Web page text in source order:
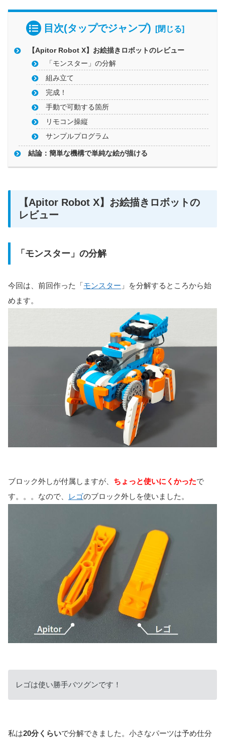
目次(タップでジャンプ)
【Apitor Robot X】お絵描きロボットのレビュー
「モンスター」の分解
組み立て
完成！
手動で可動する箇所
リモコン操縦
サンプルプログラム
結論：簡単な機構で単純な絵が描ける
【Apitor Robot X】お絵描きロボットの
レビュー
「モンスター」の分解
今回は、前回作った「モンスター 」を分解するところから始
めます。
ブロック外しが付属しますが、 ちょっと使いにくかったで
す。。。なので、
レゴのブロック外しを使いました。
レゴは使い勝手バツグンです！
私は20分くらいで分解できました。小さなパーツは予め仕分